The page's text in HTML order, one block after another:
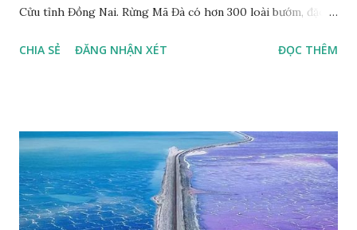
Cửu tỉnh Đồng Nai. Rừng Mã Đà có hơn 300 loài bướm, đặc
đuôi trắng (Lamproptera curius) đặc trưng là cái đuôi dài
Happy Việt Nam 2024 Vietnam.vn
CHIA SẺ ĐĂNG NHẬN XÉT ĐỌC THÊM